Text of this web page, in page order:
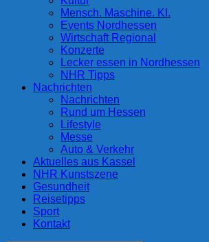
Mensch. Maschine. KI.
Events Nordhessen
Wirtschaft Regional
Konzerte
Lecker essen in Nordhessen
NHR Tipps
Nachrichten
Nachrichten
Rund um Hessen
Lifestyle
Messe
Auto & Verkehr
Aktuelles aus Kassel
NHR Kunstszene
Gesundheit
Reisetipps
Sport
Kontakt